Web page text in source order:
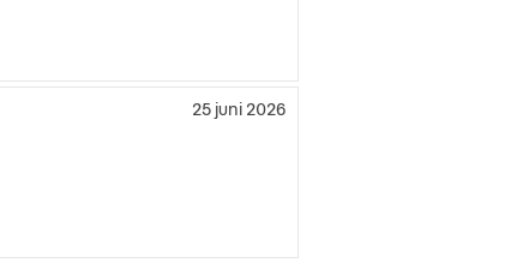
25 juni 2026